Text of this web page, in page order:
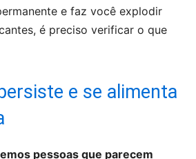
e faz você explodir
é preciso verificar o que
e se alimenta
pessoas que parecem